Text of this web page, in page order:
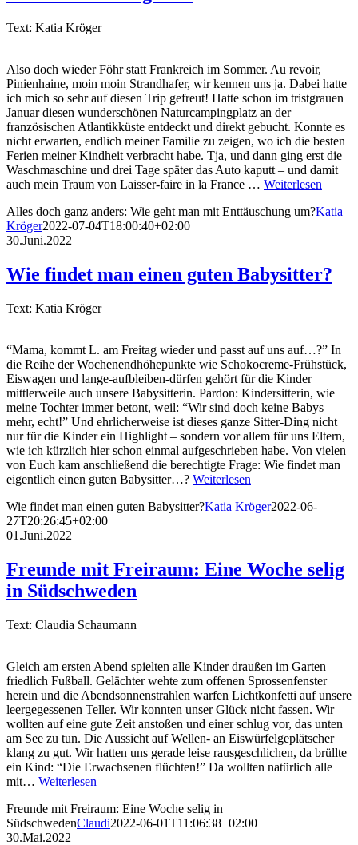
Text: Katia Kröger
Also doch wieder Föhr statt Frankreich im Sommer. Au revoir,
Pinienhaine, moin moin Strandhafer, wir kennen uns ja. Dabei hatte
ich mich so sehr auf diesen Trip gefreut! Hatte schon im tristgrauen
Januar diesen wunderschönen Naturcampingplatz an der
französischen Atlantikküste entdeckt und direkt gebucht. Konnte es
nicht erwarten, endlich meiner Familie zu zeigen, wo ich die besten
Ferien meiner Kindheit verbracht habe. Tja, und dann ging erst die
Waschmaschine und drei Tage später das Auto kaputt – und damit
auch mein Traum von Laisser-faire in la France … Weiterlesen
Alles doch ganz anders: Wie geht man mit Enttäuschung um?Katia
Kröger2022-07-04T18:00:40+02:00
30.Juni.2022
Wie findet man einen guten Babysitter?
Text: Katia Kröger
“Mama, kommt L. am Freitag wieder und passt auf uns auf…?” In
die Reihe der Wochenendhöhepunkte wie Schokocreme-Frühstück,
Eiswagen und lange-aufbleiben-dürfen gehört für die Kinder
mittlerweile auch unsere Babysitterin. Pardon: Kindersitterin, wie
meine Tochter immer betont, weil: “Wir sind doch keine Babys
mehr, echt!” Und ehrlicherweise ist dieses ganze Sitter-Ding nicht
nur für die Kinder ein Highlight – sondern vor allem für uns Eltern,
wie ich kürzlich hier schon einmal aufgeschrieben habe. Von vielen
von Euch kam anschließend die berechtigte Frage: Wie findet man
eigentlich einen guten Babysitter…? Weiterlesen
Wie findet man einen guten Babysitter?Katia Kröger2022-06-
27T20:26:45+02:00
01.Juni.2022
Freunde mit Freiraum: Eine Woche selig
in Südschweden
Text: Claudia Schaumann
Gleich am ersten Abend spielten alle Kinder draußen im Garten
friedlich Fußball. Gelächter wehte zum offenen Sprossenfenster
herein und die Abendsonnenstrahlen warfen Lichtkonfetti auf unsere
leergegessenen Teller. Wir konnten unser Glück nicht fassen. Wir
wollten auf eine gute Zeit anstoßen und einer schlug vor, das unten
am See zu tun. Die Aussicht auf Wellen- an Eiswürfelgeplätscher
klang zu gut. Wir hatten uns gerade leise rausgeschlichen, da brüllte
ein Kind: “Die Erwachsenen flüchten!” Da wollten natürlich alle
mit… Weiterlesen
Freunde mit Freiraum: Eine Woche selig in
SüdschwedenClaudi2022-06-01T11:06:38+02:00
30.Mai.2022